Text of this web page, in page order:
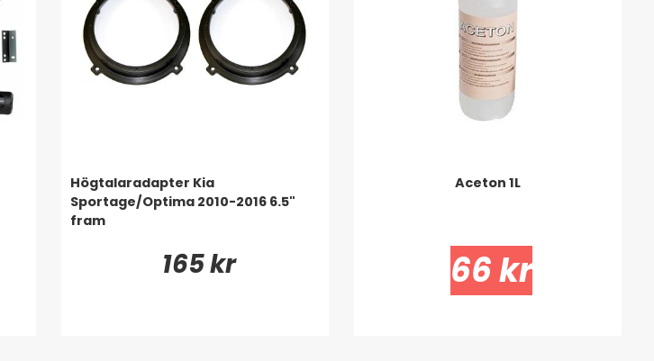
Högtalaradapter Kia
Sportage/Optima 2010-2016 6.5"
fram
165 kr
Aceton 1L
66 kr